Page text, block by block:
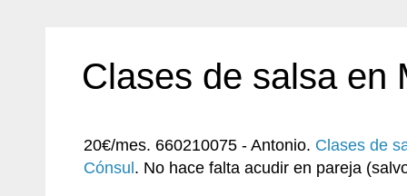
Clases de salsa en
20€/mes. 660210075 - Antonio. Clases de
Cónsul . No hace falta acudir en pareja